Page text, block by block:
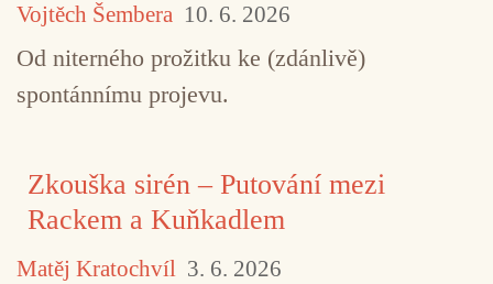
Vojtěch Šembera 10. 6. 2026
Od niterného prožitku ke (zdánlivě)
spontánnímu projevu.
Zkouška sirén – Putování mezi
Rackem a Kuňkadlem
Matěj Kratochvíl 3. 6. 2026